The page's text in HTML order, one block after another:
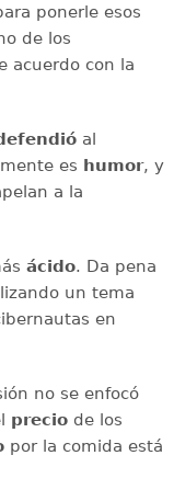
ponerle esos
de los
acuerdo con la
al
es humor, y
a la
ácido. Da pena
un tema
en
no se enfocó
preciode los
por la comida está